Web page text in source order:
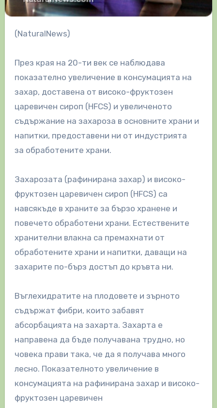
(NaturalNews)
През края на 20-ти век се наблюдава
показателно увеличение в консумацията на
захар, доставена от високо-фруктозен
царевичен сироп (HFCS) и увеличеното
съдържание на захароза в основните храни и
напитки, предоставени ни от индустрията
за обработените храни.
Захарозата (рафинирана захар) и високо-
фруктозен царевичен сироп (HFCS) са
навсякъде в храните за бързо хранене и
повечето обработени храни. Естествените
хранителни влакна са премахнати от
обработените храни и напитки, даващи на
захарите по-бърз достъп до кръвта ни.
Въглехидратите на плодовете и зърното
съдържат фибри, които забавят
абсорбацията на захарта. Захарта е
направена да бъде получавана трудно, но
човека прави така, че да я получава много
лесно. Показателното увеличение в
консумацията на рафинирана захар и високо-
фруктозен царевичен